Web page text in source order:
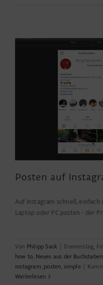
Posten auf
Auf Instagram schnell,
Laptop oder PC posten - der
Von Philipp Sack | Donnerstag,
how to, Neues aus der
instagram, posten, simple |
Weiterlesen